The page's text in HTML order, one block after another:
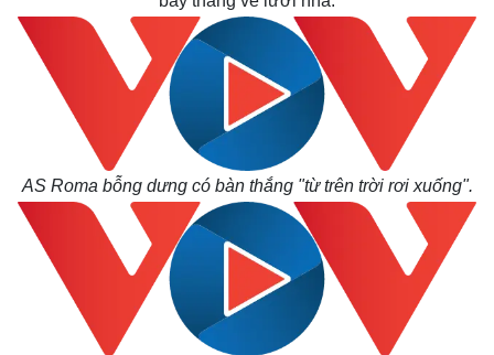
AS Roma bỗng dưng có bàn thắng "từ trên trời rơi xuống".